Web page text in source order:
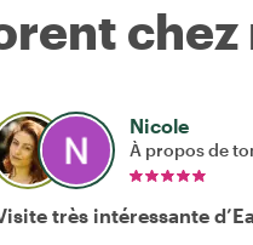
Nicole
À propos de
très intéressante